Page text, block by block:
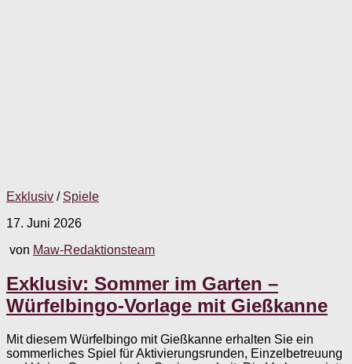
Exklusiv / Spiele
17. Juni 2026
von Maw-Redaktionsteam
Exklusiv: Sommer im Garten –
Würfelbingo-Vorlage mit Gießkanne
Mit diesem Würfelbingo mit Gießkanne erhalten Sie ein
sommerliches Spiel für Aktivierungsrunden, Einzelbetreuung